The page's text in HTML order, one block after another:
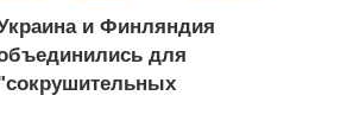
и Финляндия
для